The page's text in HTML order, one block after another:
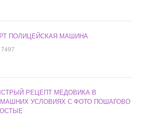
ПОЛИЦЕЙСКАЯ МАШИНА
7497
РЕЦЕПТ МЕДОВИКА В
УСЛОВИЯХ С ФОТО ПОШАГОВО